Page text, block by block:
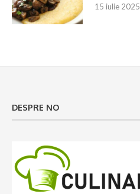
15 iulie 2025
DESPRE NO